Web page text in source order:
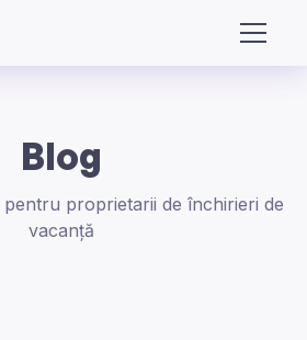
Blog
proprietarii de închirieri de
vacanță